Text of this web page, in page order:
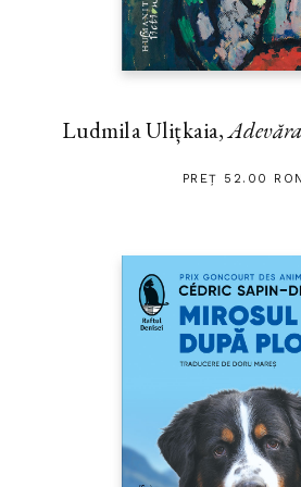
Ludmila Ulițkaia,
PREȚ 52.00 RON